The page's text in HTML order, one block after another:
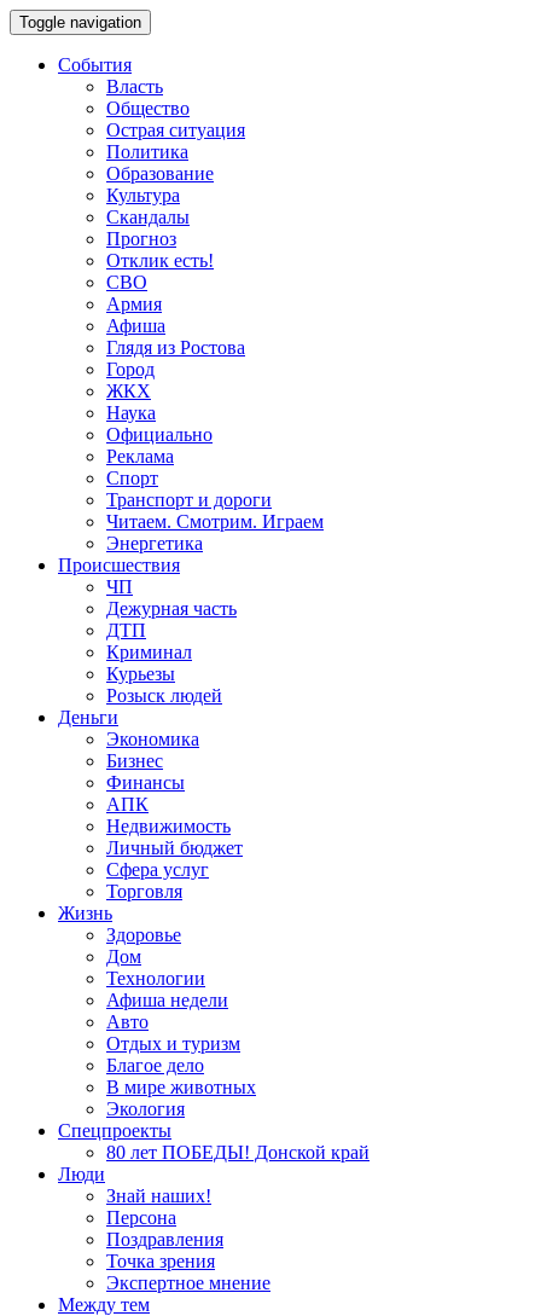
Toggle navigation
События
Власть
Общество
Острая ситуация
Политика
Образование
Культура
Скандалы
Прогноз
Отклик есть!
СВО
Армия
Афиша
Глядя из Ростова
Город
ЖКХ
Наука
Официально
Реклама
Спорт
Транспорт и дороги
Читаем. Смотрим. Играем
Энергетика
Происшествия
ЧП
Дежурная часть
ДТП
Криминал
Курьезы
Розыск людей
Деньги
Экономика
Бизнес
Финансы
АПК
Недвижимость
Личный бюджет
Сфера услуг
Торговля
Жизнь
Здоровье
Дом
Технологии
Афиша недели
Авто
Отдых и туризм
Благое дело
В мире животных
Экология
Спецпроекты
80 лет ПОБЕДЫ! Донской край
Люди
Знай наших!
Персона
Поздравления
Точка зрения
Экспертное мнение
Между тем